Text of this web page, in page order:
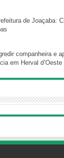
de Joaçaba:
companheira e
em Herval d’Oeste